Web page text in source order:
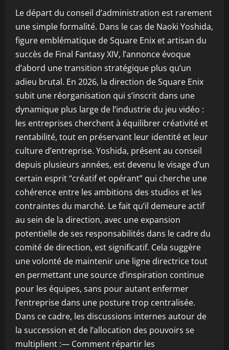
Le départ du conseil d’administration est rarement
une simple formalité. Dans le cas de Naoki Yoshida,
figure emblématique de Square Enix et artisan du
succès de Final Fantasy XIV, l’annonce évoque
d’abord une transition stratégique plus qu’un
adieu brutal. En 2026, la direction de Square Enix
subit une réorganisation qui s’inscrit dans une
dynamique plus large de l’industrie du jeu vidéo :
les entreprises cherchent à équilibrer créativité et
rentabilité, tout en préservant leur identité et leur
culture d’entreprise. Yoshida, présent au conseil
depuis plusieurs années, est devenu le visage d’un
certain esprit “créatif et opérant” qui cherche une
cohérence entre les ambitions des studios et les
contraintes du marché. Le fait qu’il demeure actif
au sein de la direction, avec une expansion
potentielle de ses responsabilités dans le cadre du
comité de direction, est significatif. Cela suggère
une volonté de maintenir une ligne directrice tout
en permettant une source d’inspiration continue
pour les équipes, sans pour autant enfermer
l’entreprise dans une posture trop centralisée.
Dans ce cadre, les discussions internes autour de
la succession et de l’allocation des pouvoirs se
multiplient :— Comment répartir les